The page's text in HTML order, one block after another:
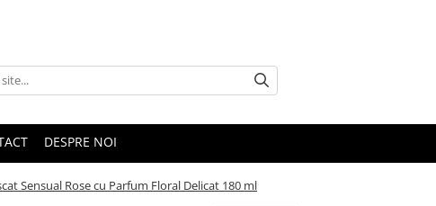
DESPRE NOI
Sensual Rose cu Parfum Floral Delicat 180 ml